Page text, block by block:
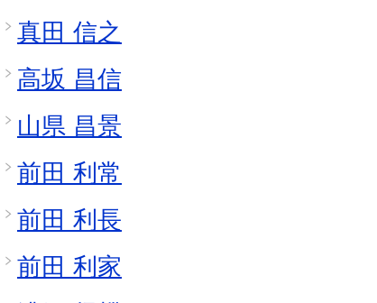
真田 信之
高坂 昌信
山県 昌景
前田 利常
前田 利長
前田 利家